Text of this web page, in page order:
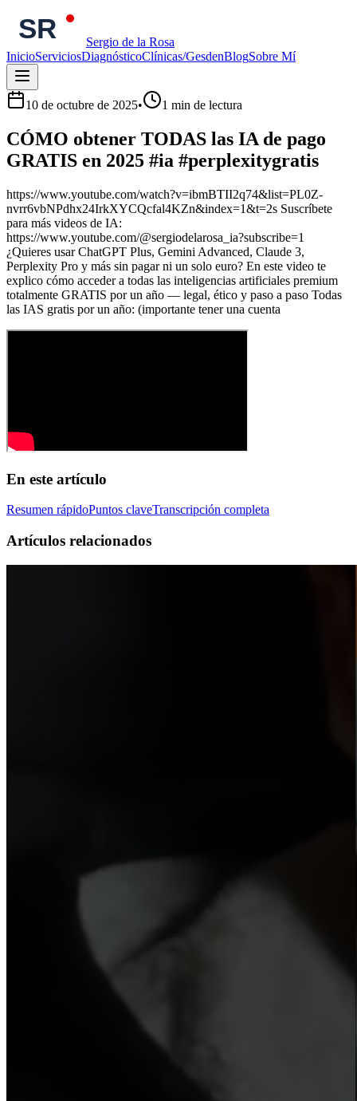
Sergio de la Rosa
InicioServiciosDiagnósticoClínicas/GesdenBlogSobre Mí
10 de octubre de 2025• 1 min de lectura
CÓMO obtener TODAS las IA de pago
GRATIS en 2025 #ia #perplexitygratis
https://www.youtube.com/watch?v=ibmBTII2q74&list=PL0Z-
nvrr6vbNPdhx24IrkXYCQcfal4KZn&index=1&t=2s Suscríbete
para más videos de IA:
https://www.youtube.com/@sergiodelarosa_ia?subscribe=1
¿Quieres usar ChatGPT Plus, Gemini Advanced, Claude 3,
Perplexity Pro y más sin pagar ni un solo euro? En este video te
explico cómo acceder a todas las inteligencias artificiales premium
totalmente GRATIS por un año — legal, ético y paso a paso Todas
las IAS gratis por un año: (importante tener una cuenta
En este artículo
Resumen rápidoPuntos claveTranscripción completa
Artículos relacionados